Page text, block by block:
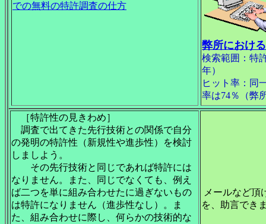
での無料の特許調査の仕方
弊所におけ
検索範囲：特
年）
ヒット率：同
率は74％（弊
［特許性の見きわめ］
調査で出てきた先行技術との関係で自分
の発明の特許性（新規性や進歩性）を検討
しましよう。
その先行技術と同じであれば特許には
なりません。また、同じでなくても、例え
ば二つを単に組み合わせたに過ぎないもの
は特許になりません（進歩性なし）。ま
た、組み合わせに際し、何らかの技術的な
メールなど頂
を、助言でき